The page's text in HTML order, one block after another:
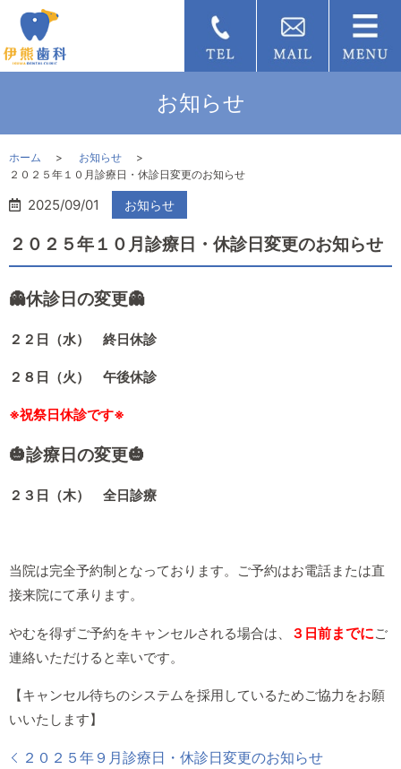
お知らせ
ホーム
お知らせ
２０２５年１０月診療日・休診日変更のお知らせ
2025/09/01 お知らせ
２０２５年１０月診療日・休診日変更のお知らせ
👻休診日の変更👻
２２日（水） 終日休診
２８日（火） 午後休診
※祝祭日休診です※
🎃診療 日の変更🎃
２３日（木） 全日診療
当院は完全予約制となっております。ご予約はお電話または直
接来院にて承ります。
やむを得ずご予約をキャンセルされる場合は、 ３日前までにご
連絡いただけると幸いです。
【キャンセル待ちのシステムを採用しているためご協力をお願
いいたします】
２０２５年９月診療日・休診日変更のお知らせ